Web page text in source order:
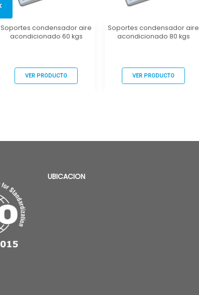
Soportes condensador aire
acondicionado 60 kgs
VER PRODUCTO
Soportes condensador aire
acondicionado 80 kgs
VER PRODUCTO
UBICACION